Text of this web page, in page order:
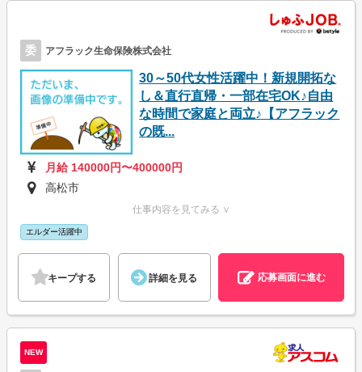
委 アフラック生命保険株式会社
30～50代女性活躍中！新規開拓な
し＆直行直帰・一部在宅OK♪自由
な時間で家庭と両立♪【アフラック
の既...
月給 140000円〜400000円
高松市
仕事内容を見てみる ∨
エルダー活躍中
キープする 詳細を見る 応募画面に進む
NEW